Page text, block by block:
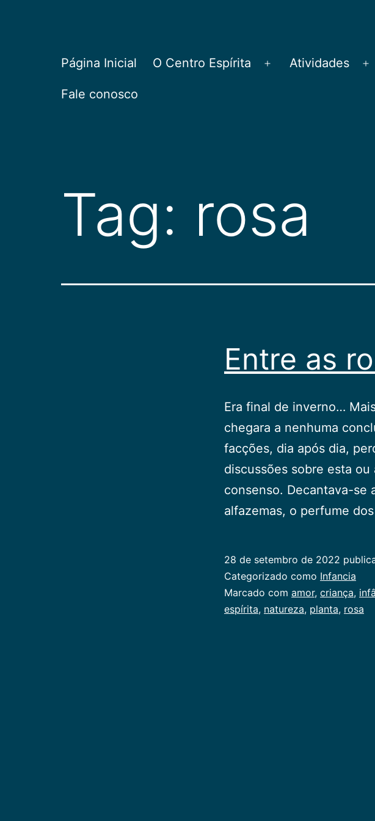
CEPAC
Página Inicial O Centro Espírita
Abrir
Atividades
Fale conosco
Tag: rosa
Entre as
Era final de inverno…
chegara a nenhuma
facções, dia após dia,
discussões sobre esta
consenso. Decantava-se
alfazemas, o perfume
28 de setembro de 2022
Categorizado como Infancia
Marcado com amor, criança,
espírita, natureza, planta, rosa